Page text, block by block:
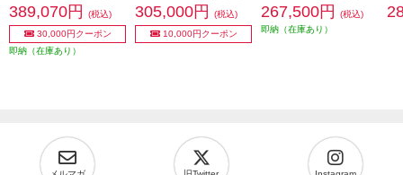
389,070円
(税込)
30,000円クーポン
即納（在庫あり）
305,000円
(税込)
10,000円クーポン
267,500円
(税込)
即納（在庫あり）
メルマガ 旧Twitter Instagram